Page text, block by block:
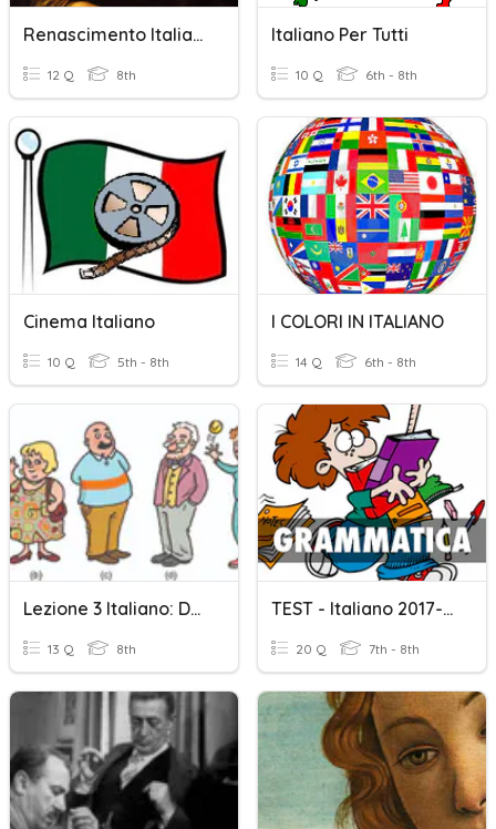
Renascimento Italiano
12 Q 8th
Italiano Per Tutti
10 Q 6th - 8th
Cinema Italiano
10 Q 5th - 8th
I COLORI IN ITALIANO
14 Q 6th - 8th
Lezione 3 Italiano: Descrizioni
13 Q 8th
TEST - Italiano 2017-2018
20 Q 7th - 8th